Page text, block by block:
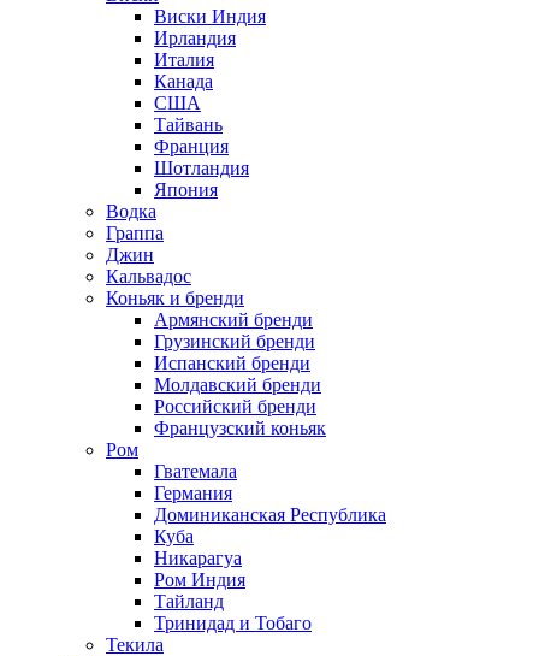
Виски Индия
Ирландия
Италия
Канада
США
Тайвань
Франция
Шотландия
Япония
Водка
Граппа
Джин
Кальвадос
Коньяк и бренди
Армянский бренди
Грузинский бренди
Испанский бренди
Молдавский бренди
Российский бренди
Французский коньяк
Ром
Гватемала
Германия
Доминиканская Республика
Куба
Никарагуа
Ром Индия
Тайланд
Тринидад и Тобаго
Текила